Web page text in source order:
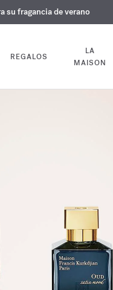
OUDvelvet mooden su
corporales hasta el 9
su fragancia de verano
REGALOS
LA
MAISON